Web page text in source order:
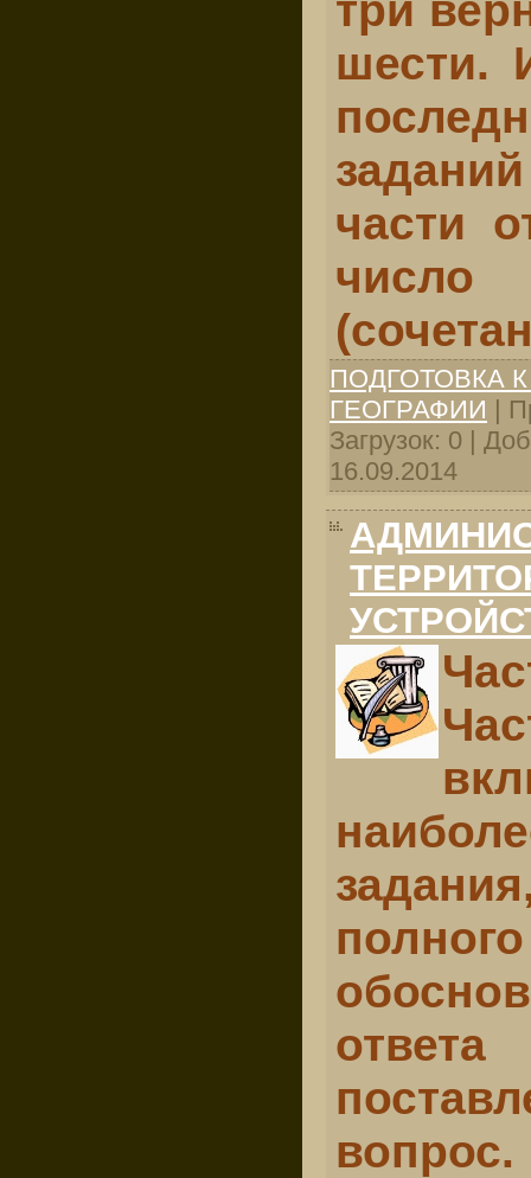
шести.
части
ПОДГОТОВКА
ГЕОГРАФИИ |
Загрузок: 0 |
16.09.2014
вопрос.